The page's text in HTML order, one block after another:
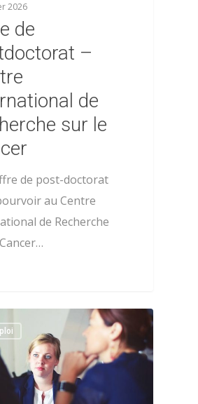
2026
de
–
de
sur le
de post-doctorat
au Centre
de Recherche